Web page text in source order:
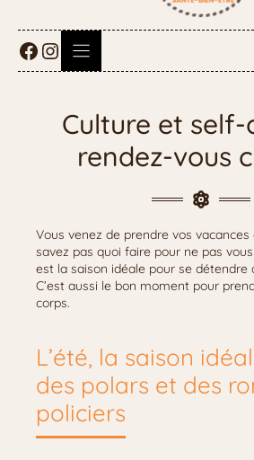
Culture et self-
rendez-vous
Vous venez de prendre vos vacances
savez pas quoi faire pour ne pas
est la saison idéale pour se détendre
C’est aussi le bon moment pour
corps.
L’été, la saison
des polars et des
policiers